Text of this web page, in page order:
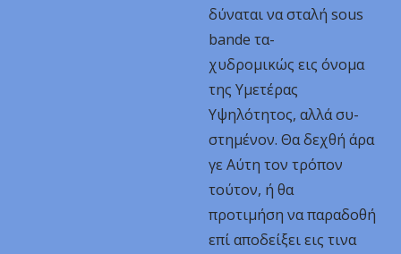
δύναται να σταλή sous
bande τα-
χυδρομικώς εις όνομα
της Υμετέρας
Υψηλότητος, αλλά συ-
στημένον. Θα δεχθή άρα
γε Αύτη τον τρόπον
τούτον, ή θα
προτιμήση να παραδοθή
επί αποδείξει εις τινα